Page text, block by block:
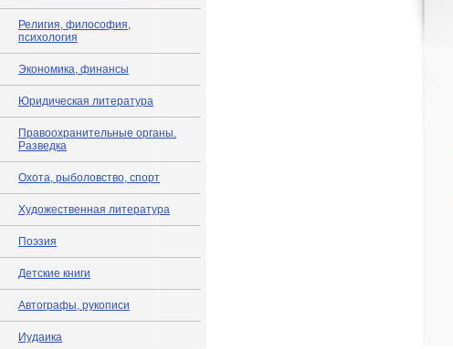
Религия, философия,
психология
Экономика, финансы
Юридическая литература
Правоохранительные органы.
Разведка
Охота, рыболовство, спорт
Художественная литература
Поэзия
Детские книги
Автографы, рукописи
Иудаика